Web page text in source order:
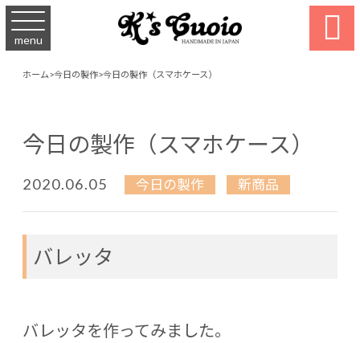
menu 
ホーム>今日の製作>今日の製作（スマホケース）
今日の製作（スマホケース）
2020.06.05 今日の製作 新商品
バレッタ
バレッタを作ってみました。